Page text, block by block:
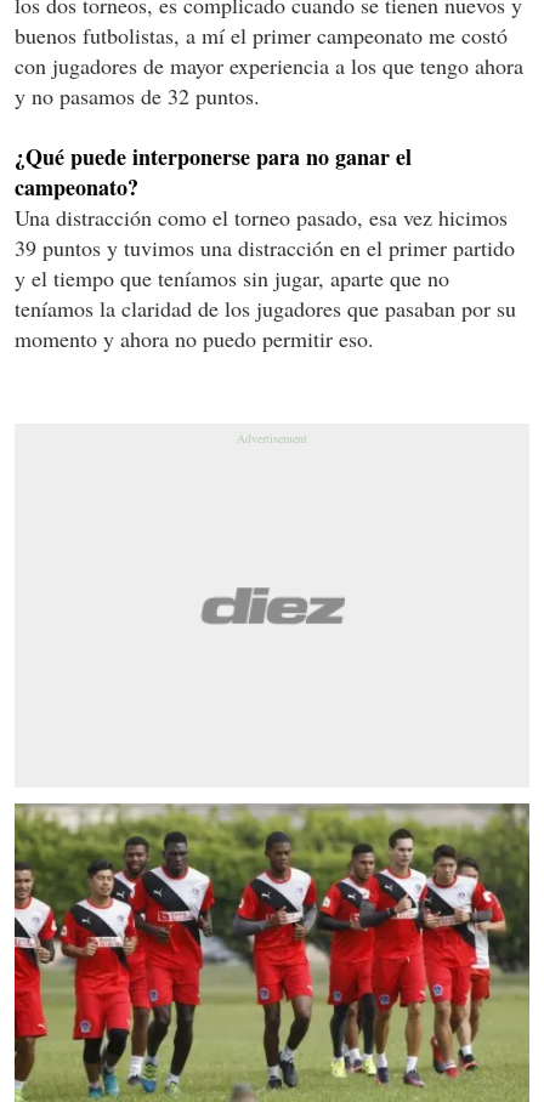
buenos futbolistas, a mí el primer campeonato me costó
con jugadores de mayor experiencia a los que tengo ahora
y no pasamos de 32 puntos.
¿Qué puede interponerse para no ganar el
campeonato?
Una distracción como el torneo pasado, esa vez hicimos
39 puntos y tuvimos una distracción en el primer partido
y el tiempo que teníamos sin jugar, aparte que no
teníamos la claridad de los jugadores que pasaban por su
momento y ahora no puedo permitir eso.